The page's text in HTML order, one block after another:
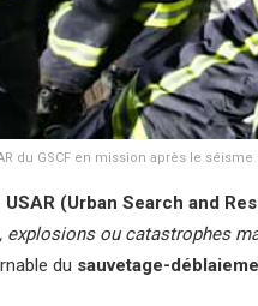
du GSCF en mission après le séisme
USAR (Urban Search and
explosions ou catastrophes
du sauvetage-